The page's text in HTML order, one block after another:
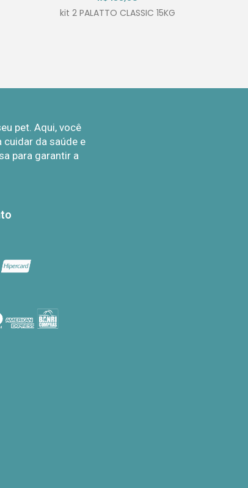
kit 2 PALATTO CLASSIC 15KG
pet. Aqui, você
da saúde e
para garantir a